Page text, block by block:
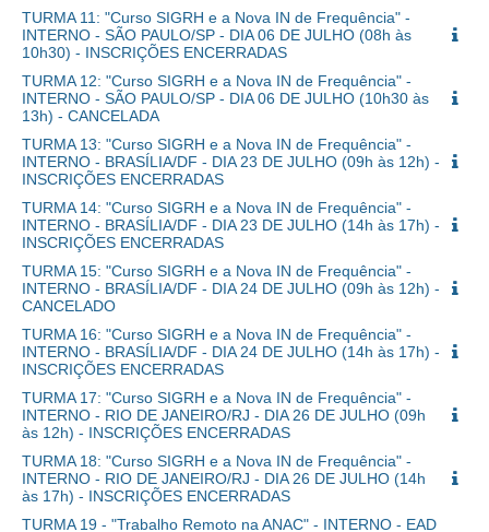
TURMA 11: "Curso SIGRH e a Nova IN de Frequência" -
INTERNO - SÃO PAULO/SP - DIA 06 DE JULHO (08h às
10h30) - INSCRIÇÕES ENCERRADAS
TURMA 12: "Curso SIGRH e a Nova IN de Frequência" -
INTERNO - SÃO PAULO/SP - DIA 06 DE JULHO (10h30 às
13h) - CANCELADA
TURMA 13: "Curso SIGRH e a Nova IN de Frequência" -
INTERNO - BRASÍLIA/DF - DIA 23 DE JULHO (09h às 12h) -
INSCRIÇÕES ENCERRADAS
TURMA 14: "Curso SIGRH e a Nova IN de Frequência" -
INTERNO - BRASÍLIA/DF - DIA 23 DE JULHO (14h às 17h) -
INSCRIÇÕES ENCERRADAS
TURMA 15: "Curso SIGRH e a Nova IN de Frequência" -
INTERNO - BRASÍLIA/DF - DIA 24 DE JULHO (09h às 12h) -
CANCELADO
TURMA 16: "Curso SIGRH e a Nova IN de Frequência" -
INTERNO - BRASÍLIA/DF - DIA 24 DE JULHO (14h às 17h) -
INSCRIÇÕES ENCERRADAS
TURMA 17: "Curso SIGRH e a Nova IN de Frequência" -
INTERNO - RIO DE JANEIRO/RJ - DIA 26 DE JULHO (09h
às 12h) - INSCRIÇÕES ENCERRADAS
TURMA 18: "Curso SIGRH e a Nova IN de Frequência" -
INTERNO - RIO DE JANEIRO/RJ - DIA 26 DE JULHO (14h
às 17h) - INSCRIÇÕES ENCERRADAS
TURMA 19 - "Trabalho Remoto na ANAC" - INTERNO - EAD